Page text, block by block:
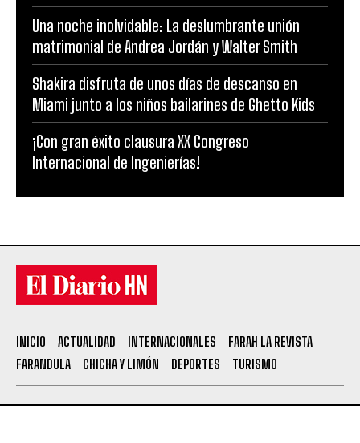
Una noche inolvidable: La deslumbrante unión
matrimonial de Andrea Jordán y Walter Smith
Shakira disfruta de unos días de descanso en
Miami junto a los niños bailarines de Ghetto Kids
¡Con gran éxito clausura XX Congreso
Internacional de Ingenierías!
INICIO ACTUALIDAD INTERNACIONALES
FARAH LA REVISTA
FARANDULA
CHICHA Y LIMÓN DEPORTES TURISMO